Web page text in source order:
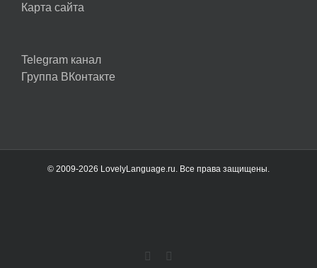
Карта сайта
Telegram канал
Группа ВКонтакте
© 2009-2026 LovelyLanguage.ru. Все права защищены.